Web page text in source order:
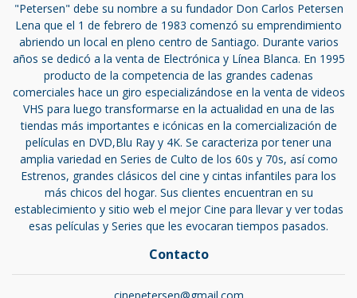
"Petersen" debe su nombre a su fundador Don Carlos Petersen
Lena que el 1 de febrero de 1983 comenzó su emprendimiento
abriendo un local en pleno centro de Santiago. Durante varios
años se dedicó a la venta de Electrónica y Línea Blanca. En 1995
producto de la competencia de las grandes cadenas
comerciales hace un giro especializándose en la venta de videos
VHS para luego transformarse en la actualidad en una de las
tiendas más importantes e icónicas en la comercialización de
películas en DVD,Blu Ray y 4K. Se caracteriza por tener una
amplia variedad en Series de Culto de los 60s y 70s, así como
Estrenos, grandes clásicos del cine y cintas infantiles para los
más chicos del hogar. Sus clientes encuentran en su
establecimiento y sitio web el mejor Cine para llevar y ver todas
esas películas y Series que les evocaran tiempos pasados.
Contacto